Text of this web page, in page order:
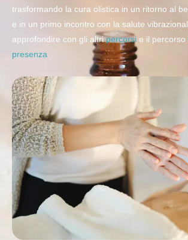
trasformando la cura olistica in un ritorno al
e in un primo incontro con la salute
approfondire con gli altripercorsi e il percorso
presenza.